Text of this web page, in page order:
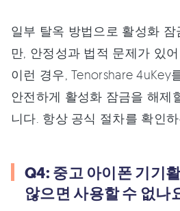
일부 탈옥 방법으로 활성화 잠
만, 안정성과 법적 문제가 있
이런 경우, Tenorshare 4uKey
안전하게 활성화 잠금을 해제
니다. 항상 공식 절차를 확인
Q4: 중고 아이폰 기기
않으면 사용할 수 없나